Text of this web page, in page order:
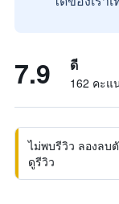
7.9 ดี
162 คะแ
ไม่พบรีวิว ลองลบ
ดูรีวิว